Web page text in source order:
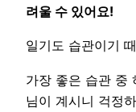
려울 수 있어요!
일기도 습관이기
가장 좋은 습관 중
님이 계시니 걱정